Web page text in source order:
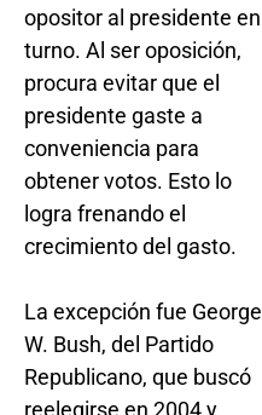
opositor al presidente en
turno. Al ser oposición,
procura evitar que el
presidente gaste a
conveniencia para
obtener votos. Esto lo
logra frenando el
crecimiento del gasto.
La excepción fue George
W. Bush, del Partido
Republicano, que buscó
reelegirse en 2004 y